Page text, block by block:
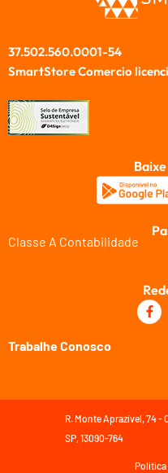
37.502.560.0001-54
SmartStore Comercio
Classe A Contabilidade
Trabalhe Conosco
R. Monte Aprazível, 74 -
SP, 13090-764
Política